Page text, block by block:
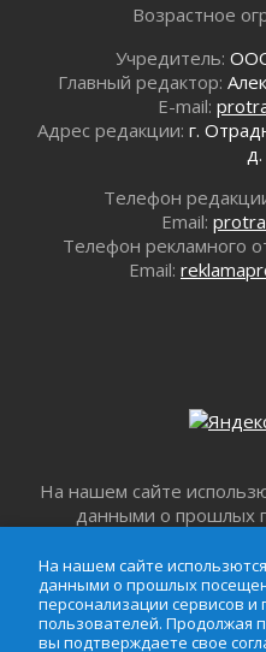
В Ивангороде
воробушка»
02 августа 2026
Юхла, мука, кантеле
01 августа 2026
Лето катится с горки
01 августа 2026
В Ленобласти
летию Билибина
01 августа 2026
Безмолвный крик о
В музей всей семьёй
01 августа 2026
01 августа 2026
Не женское это
01 августа 2026
Возрастное
Учредитель:
Главный редактор:
E-mail:
Адрес редакции: г.
Телефон
Email:
Телефон рекламного
Email:
На нашем сайте
данными о прошлых
пользователей.
сайтом, вы
использование файлов
настоящим
На нашем сайте
данными о прошлых
персонализации сервисов
пользователей. Продолжая
вы подтверждаете свое